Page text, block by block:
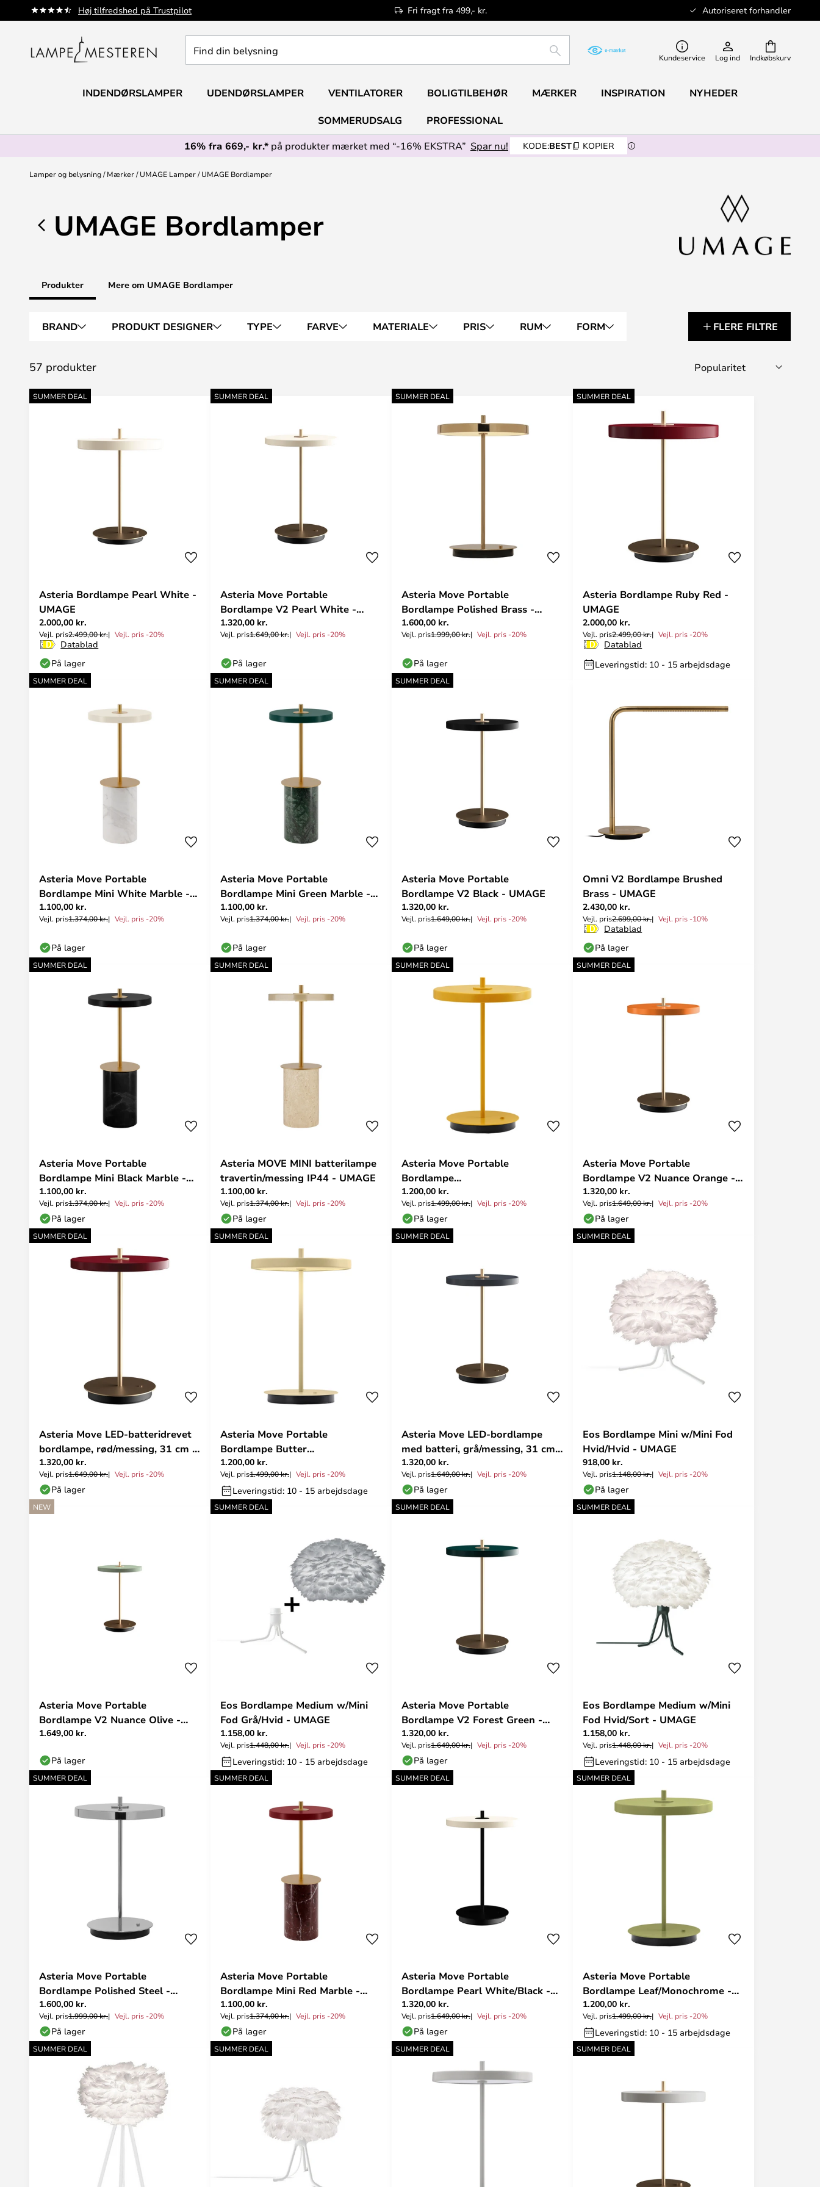
Høj tilfredshed på Trustpilot Fri fragt fra 499,- kr. Autoriseret forhandler
Skip
to
Indkøbskurv
din
SØG Kundeservice Log ind
INDENDØRSLAMPER UDENDØRSLAMPER VENTILATORER BOLIGTILBEHØR MÆRKER INSPIRATION NYHEDER
SOMMERUDSALG
PROFESSIONAL
16% fra 669,- kr.* på produkter mærket med “-16% EKSTRA” Spar nu! KODE:BEST KOPIER
Lamper og belysning Mærker UMAGE Lamper UMAGE Bordlamper
UMAGE Bordlamper
Produkter Mere om UMAGE Bordlamper
BRAND PRODUKT DESIGNER TYPE FARVE MATERIALE PRIS RUM FORM FLERE FILTRE
57 produkter
SUMMER DEAL
Asteria Bordlampe Pearl White -
UMAGE
2.000,00 kr.
Vejl. pris2.499,00 kr. Vejl. pris -20%
Datablad
På lager
SUMMER DEAL
Asteria Move Portable
Bordlampe V2 Pearl White -
UMAGE
1.320,00 kr.
Vejl. pris1.649,00 kr. Vejl. pris -20%
På lager
SUMMER DEAL
Asteria Move Portable
Bordlampe Polished Brass -
UMAGE
1.600,00 kr.
Vejl. pris1.999,00 kr. Vejl. pris -20%
På lager
SUMMER DEAL
Asteria Bordlampe Ruby Red -
UMAGE
2.000,00 kr.
Vejl. pris2.499,00 kr. Vejl. pris -20%
Datablad
Leveringstid: 10 - 15 arbejdsdage
SUMMER DEAL
Asteria Move Portable
Bordlampe Mini White Marble -
UMAGE
1.100,00 kr.
Vejl. pris1.374,00 kr. Vejl. pris -20%
På lager
SUMMER DEAL
Asteria Move Portable
Bordlampe Mini Green Marble -
UMAGE
1.100,00 kr.
Vejl. pris1.374,00 kr. Vejl. pris -20%
På lager
SUMMER DEAL
Asteria Move Portable
Bordlampe V2 Black - UMAGE
1.320,00 kr.
Vejl. pris1.649,00 kr. Vejl. pris -20%
På lager
Omni V2 Bordlampe Brushed
Brass - UMAGE
2.430,00 kr.
Vejl. pris2.699,00 kr. Vejl. pris -10%
Datablad
På lager
SUMMER DEAL
Asteria Move Portable
Bordlampe Mini Black Marble -
UMAGE
1.100,00 kr.
Vejl. pris1.374,00 kr. Vejl. pris -20%
På lager
SUMMER DEAL
Asteria MOVE MINI batterilampe
travertin/messing IP44 - UMAGE
1.100,00 kr.
Vejl. pris1.374,00 kr. Vejl. pris -20%
På lager
SUMMER DEAL
Asteria Move Portable
Bordlampe
Sunflower/Monochrome -
UMAGE
1.200,00 kr.
Vejl. pris1.499,00 kr. Vejl. pris -20%
På lager
SUMMER DEAL
Asteria Move Portable
Bordlampe V2 Nuance Orange -
UMAGE
1.320,00 kr.
Vejl. pris1.649,00 kr. Vejl. pris -20%
På lager
SUMMER DEAL
Asteria Move LED-batteridrevet
bordlampe, rød/messing, 31 cm -
UMAGE
1.320,00 kr.
Vejl. pris1.649,00 kr. Vejl. pris -20%
På lager
SUMMER DEAL
Asteria Move Portable
Bordlampe Butter
Yellow/Monochrome - UMAGE
1.200,00 kr.
Vejl. pris1.499,00 kr. Vejl. pris -20%
Leveringstid: 10 - 15 arbejdsdage
SUMMER DEAL
Asteria Move LED-bordlampe
med batteri, grå/messing, 31 cm -
UMAGE
1.320,00 kr.
Vejl. pris1.649,00 kr. Vejl. pris -20%
På lager
SUMMER DEAL
Eos Bordlampe Mini w/Mini Fod
Hvid/Hvid - UMAGE
918,00 kr.
Vejl. pris1.148,00 kr. Vejl. pris -20%
På lager
NEW
Asteria Move Portable
Bordlampe V2 Nuance Olive -
UMAGE
1.649,00 kr.
På lager
SUMMER DEAL
Eos Bordlampe Medium w/Mini
Fod Grå/Hvid - UMAGE
1.158,00 kr.
Vejl. pris1.448,00 kr. Vejl. pris -20%
Leveringstid: 10 - 15 arbejdsdage
SUMMER DEAL
Asteria Move Portable
Bordlampe V2 Forest Green -
UMAGE
1.320,00 kr.
Vejl. pris1.649,00 kr. Vejl. pris -20%
På lager
SUMMER DEAL
Eos Bordlampe Medium w/Mini
Fod Hvid/Sort - UMAGE
1.158,00 kr.
Vejl. pris1.448,00 kr. Vejl. pris -20%
Leveringstid: 10 - 15 arbejdsdage
SUMMER DEAL
Asteria Move Portable
Bordlampe Polished Steel -
UMAGE
1.600,00 kr.
Vejl. pris1.999,00 kr. Vejl. pris -20%
På lager
SUMMER DEAL
Asteria Move Portable
Bordlampe Mini Red Marble -
UMAGE
1.100,00 kr.
Vejl. pris1.374,00 kr. Vejl. pris -20%
På lager
SUMMER DEAL
Asteria Move Portable
Bordlampe Pearl White/Black -
UMAGE
1.320,00 kr.
Vejl. pris1.649,00 kr. Vejl. pris -20%
På lager
SUMMER DEAL
Asteria Move Portable
Bordlampe Leaf/Monochrome -
UMAGE
1.200,00 kr.
Vejl. pris1.499,00 kr. Vejl. pris -20%
Leveringstid: 10 - 15 arbejdsdage
SUMMER DEAL SUMMER DEAL SUMMER DEAL SUMMER DEAL